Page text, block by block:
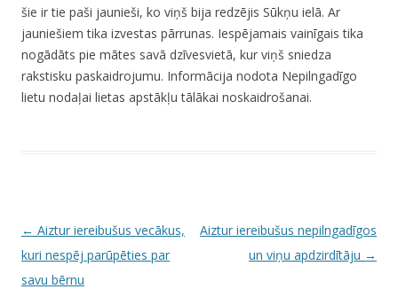
šie ir tie paši jaunieši, ko viņš bija redzējis Sūkņu ielā. Ar
jauniešiem tika izvestas pārrunas. Iespējamais vainīgais tika
nogādāts pie mātes savā dzīvesvietā, kur viņš sniedza
rakstisku paskaidrojumu. Informācija nodota Nepilngadīgo
lietu nodaļai lietas apstākļu tālākai noskaidrošanai.
P
o
s
← Aiztur iereibušus vecākus,
kuri nespēj parūpēties par
savu bērnu
Aiztur iereibušus nepilngadīgos
un viņu apdzirdītāju →